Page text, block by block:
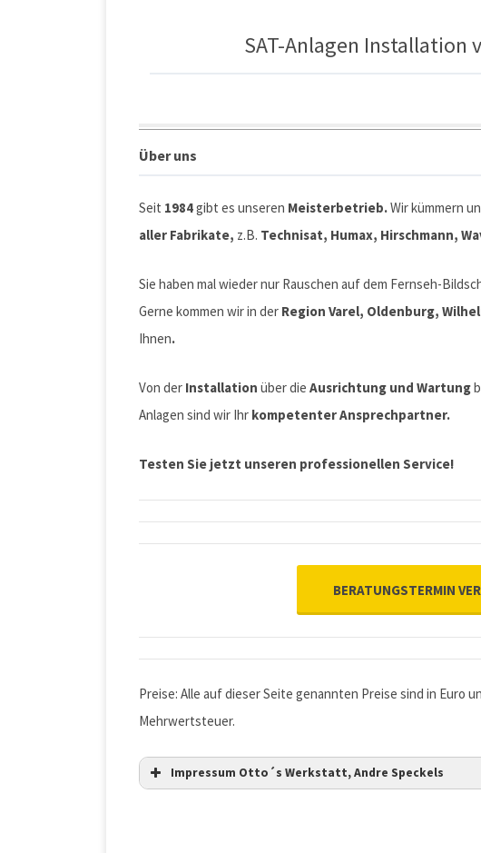
SAT-Anlagen Installation
Über uns
Seit 1984gibt es unseren Meisterbetrieb.Wir kümmern
aller Fabrikate, z.B. Technisat, Humax, Hirschmann,
Sie haben mal wieder nur Rauschen auf dem Fernseh-
Gerne kommen wir in der Region Varel, Oldenburg,
Ihnen.
Von der Installation über die Ausrichtung und Wartung
Anlagen sind wir Ihr kompetenter Ansprechpartner.
Testen Sie jetzt unseren professionellen Service!
BERATUNGSTERMIN
Preise: Alle auf dieser Seite genannten Preise sind in Euro
Mehrwertsteuer.
Impressum Otto´s Werkstatt, Andre Speckels